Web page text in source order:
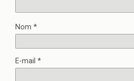
Nom *
E-mail *